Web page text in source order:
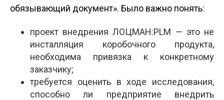
обязывающий документ». Было важно понять:
проект внедрения ЛОЦМАН:PLM — это не
инсталляция коробочного продукта,
необходима привязка к конкретному
заказчику;
требуется оценить в ходе исследования,
способно ли предприятие внедрить